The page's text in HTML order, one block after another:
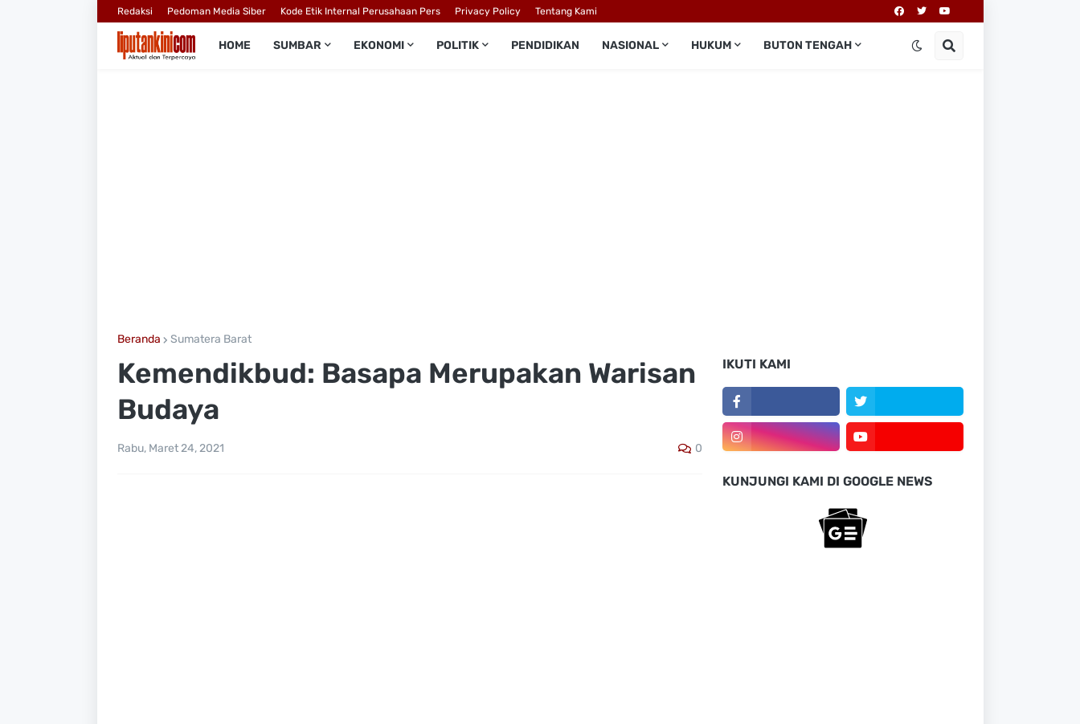
Redaksi Pedoman Media Siber Kode Etik Internal Perusahaan Pers Privacy Policy Tentang Kami
HOME SUMBAR EKONOMI POLITIK PENDIDIKAN NASIONAL HUKUM BUTON TENGAH
Beranda Sumatera Barat
Kemendikbud: Basapa Merupakan Warisan
Budaya
Rabu, Maret 24, 2021 0
IKUTI KAMI
KUNJUNGI KAMI DI GOOGLE NEWS